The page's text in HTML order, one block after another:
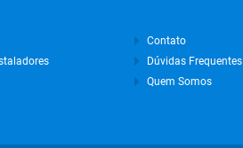
Setembro de 2022
Agosto de 2022
Contato
Dúvidas Frequentes
Quem Somos